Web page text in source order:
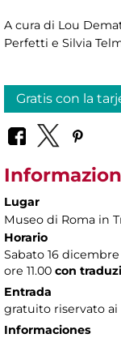
A cura di Lou
Perfetti e Silvia
Gratis con la
Lugar
Museo di Roma in
Horario
Sabato 16 dicembre
ore 11.00 con
Entrada
gratuito riservato ai
Informaciones